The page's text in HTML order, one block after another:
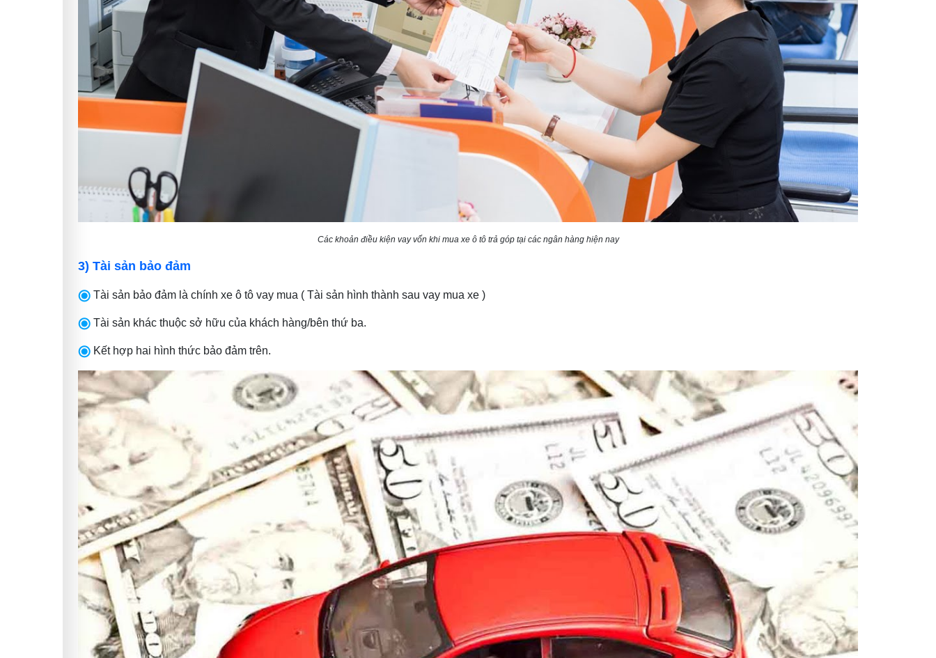
Các khoản điều kiện vay vốn khi mua xe ô tô trả góp tại các ngân hàng hiện nay
3) Tài sản bảo đảm
Tài sản bảo đảm là chính xe ô tô vay mua ( Tài sản hình thành sau vay mua xe )
Tài sản khác thuộc sở hữu của khách hàng/bên thứ ba.
Kết hợp hai hình thức bảo đảm trên.